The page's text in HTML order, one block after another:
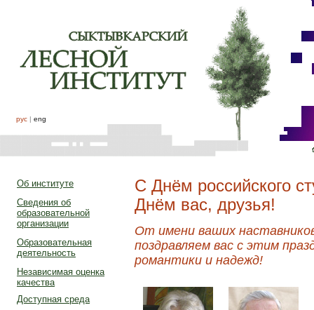
рус | eng
Об институте
Сведения об
образовательной
организации
Образовательная
деятельность
Независимая оценка
качества
Доступная среда
С Днём российского
Днём вас, друзья!
От имени ваших
поздравляем вас с этим
романтики и надежд!